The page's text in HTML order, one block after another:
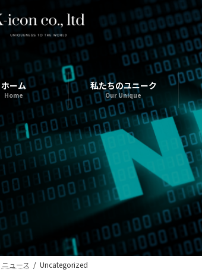
ホーム
Home
私たちのユニーク
Our Unique
ニュース Uncategorized